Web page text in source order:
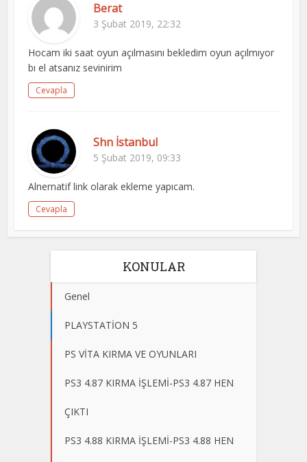
Berat
3 Şubat 2019, 22:32
Hocam iki saat oyun açılmasını bekledim oyun açılmıyor
bı el atsanız sevinirim
Cevapla
Shn İstanbul
5 Şubat 2019, 09:33
Alnernatif link olarak ekleme yapıcam.
Cevapla
KONULAR
Genel
PLAYSTATİON 5
PS VİTA KIRMA VE OYUNLARI
PS3 4.87 KIRMA İŞLEMİ-PS3 4.87 HEN
ÇIKTI
PS3 4.88 KIRMA İŞLEMİ-PS3 4.88 HEN